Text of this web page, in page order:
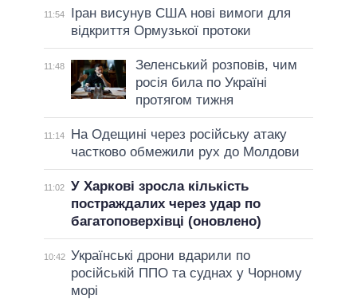
11:54
Іран висунув США нові вимоги для
відкриття Ормузької протоки
11:48
Зеленський розповів, чим
росія била по Україні
протягом тижня
11:14
На Одещині через російську атаку
частково обмежили рух до Молдови
11:02
У Харкові зросла кількість
постраждалих через удар по
багатоповерхівці (оновлено)
10:42 Українські дрони вдарили по
російській ППО та суднах у Чорному
морі